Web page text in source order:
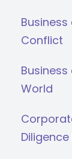
Conflict
World